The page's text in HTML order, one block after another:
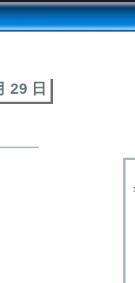
29 日